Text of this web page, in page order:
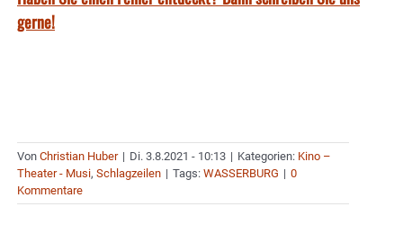
gerne!
Von Christian Huber | Di. 3.8.2021 - 10:13 | Kategorien: Kino –
Theater - Musi, Schlagzeilen | Tags: WASSERBURG | 0
Kommentare